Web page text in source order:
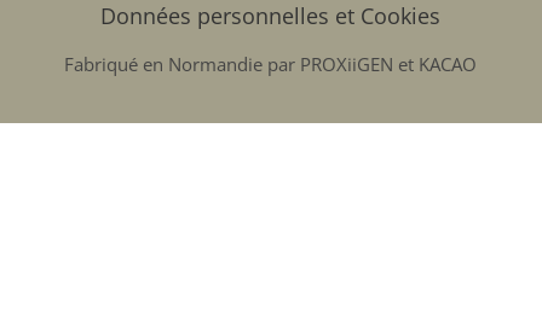
Données personnelles et Cookies
Fabriqué en Normandie par PROXiiGEN et KACAO